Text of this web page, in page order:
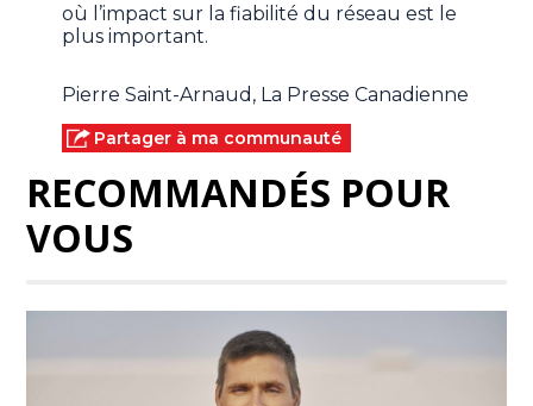
où l’impact sur la fiabilité du réseau est le
plus important.
Pierre Saint-Arnaud, La Presse Canadienne
Partager à ma communauté
RECOMMANDÉS POUR
VOUS